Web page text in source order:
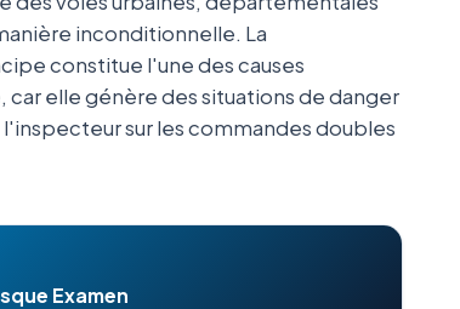
inconditionnelle. La
constitue l'une des causes
elle génère des situations de danger
sur les commandes doubles
Examen